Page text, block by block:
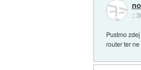
::
Pustmo
router ter